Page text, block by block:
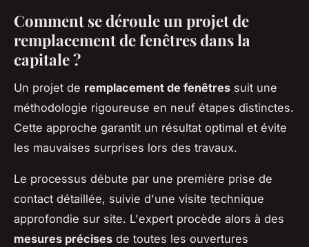
Comment se déroule un projet de
remplacement de fenêtres dans la
capitale ?
Un projet de remplacement de fenêtres suit une
méthodologie rigoureuse en neuf étapes distinctes.
Cette approche garantit un résultat optimal et évite
les mauvaises surprises lors des travaux.
Le processus débute par une première prise de
contact détaillée, suivie d'une visite technique
approfondie sur site. L'expert procède alors à des
mesures précises de toutes les ouvertures